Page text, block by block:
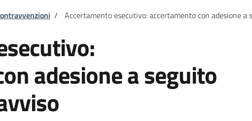
/ Accertamento esecutivo: accertamento con adesione
adesione a seguito